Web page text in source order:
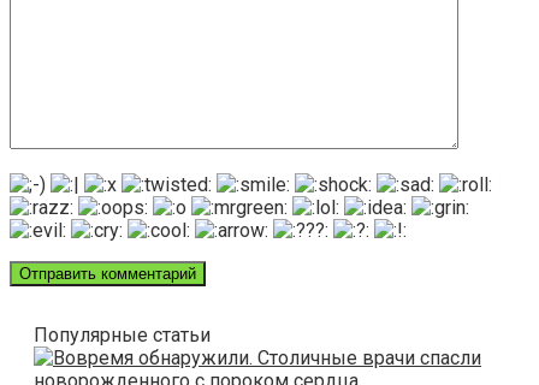
Популярные статьи